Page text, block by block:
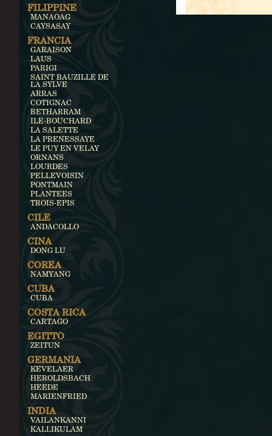
FILIPPINE
MANAOAG
CAYSASAY
FRANCIA
GARAISON
LAUS
PARIGI
SAINT BAUZILLE DE
LA SYLVE
ARRAS
COTIGNAC
BETHARRAM
ILE-BOUCHARD
LA SALETTE
LA PRENESSAYE
LE PUY EN VELAY
ORNANS
LOURDES
PELLEVOISIN
PONTMAIN
PLANTEES
TROIS-EPIS
CILE
ANDACOLLO
CINA
DONG LU
COREA
NAMYANG
CUBA
CUBA
COSTA RICA
CARTAGO
EGITTO
ZEITUN
GERMANIA
KEVELAER
HEROLDSBACH
HEEDE
MARIENFRIED
INDIA
VAILANKANNI
KALLIKULAM